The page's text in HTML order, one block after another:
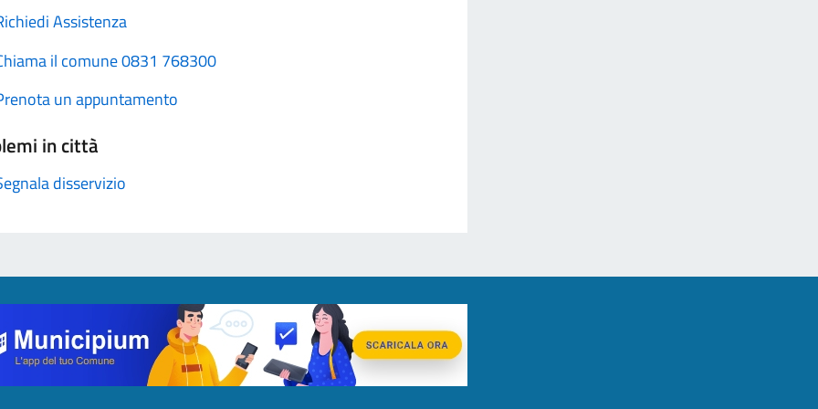
Assistenza
il comune 0831 768300
un appuntamento
in città
disservizio